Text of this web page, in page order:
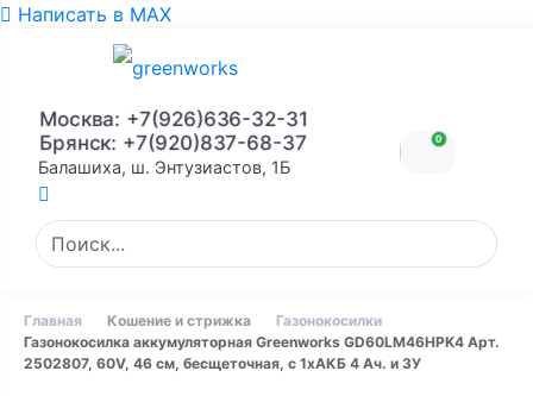
Написать в MAX
Москва: +7(926)636-32-31
Брянск: +7(920)837-68-37
Балашиха, ш. Энтузиастов, 1Б
0
Главная Кошение и стрижка
Газонокосилки
Газонокосилка аккумуляторная Greenworks GD60LM46HPK4 Арт.
2502807, 60V, 46 см, бесщеточная, с 1хАКБ 4 Ач. и ЗУ